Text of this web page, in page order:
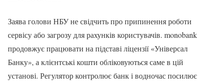
Заява голови НБУ не свідчить про припинення роботи
сервісу або загрозу для рахунків користувачів. monobank
продовжує працювати на підставі ліцензії «Універсал
Банку», а клієнтські кошти обліковуються саме в цій
установі. Регулятор контролює банк і водночас посилює